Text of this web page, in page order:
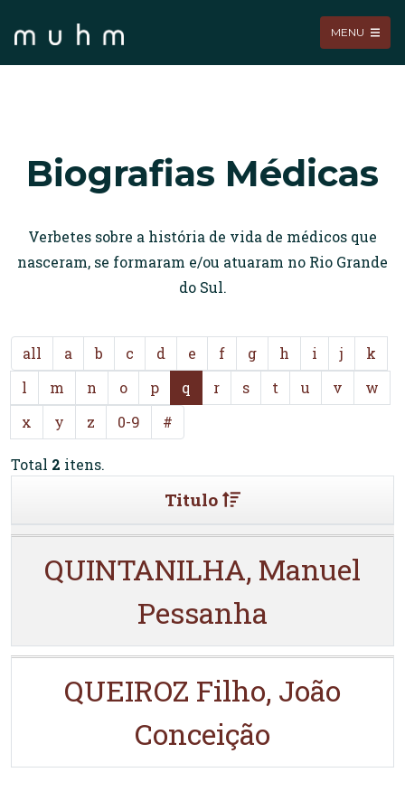
MENU
Biografias Médicas
Verbetes sobre a história de vida de médicos que
nasceram, se formaram e/ou atuaram no Rio Grande
do Sul.
all a b c d e f g h i j
k
l
m n o p q r s t u v
w
x
y z 0-9 #
Total 2 itens.
Titulo
QUINTANILHA, Manuel
Pessanha
QUEIROZ Filho, João
Conceição